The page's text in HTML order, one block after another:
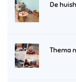
De
Thema